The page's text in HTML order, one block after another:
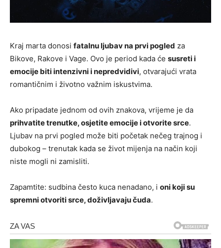
Kraj marta donosi fatalnu ljubav na prvi pogled za
Bikove, Rakove i Vage. Ovo je period kada će susreti i
emocije biti intenzivni i nepredvidivi, otvarajući vrata
romantičnim i životno važnim iskustvima.
Ako pripadate jednom od ovih znakova, vrijeme je da
prihvatite trenutke, osjetite emocije i otvorite srce.
Ljubav na prvi pogled može biti početak nečeg trajnog i
dubokog – trenutak kada se život mijenja na način koji
niste mogli ni zamisliti.
Zapamtite: sudbina često kuca nenadano, i oni koji su
spremni otvoriti srce, doživljavaju čuda.